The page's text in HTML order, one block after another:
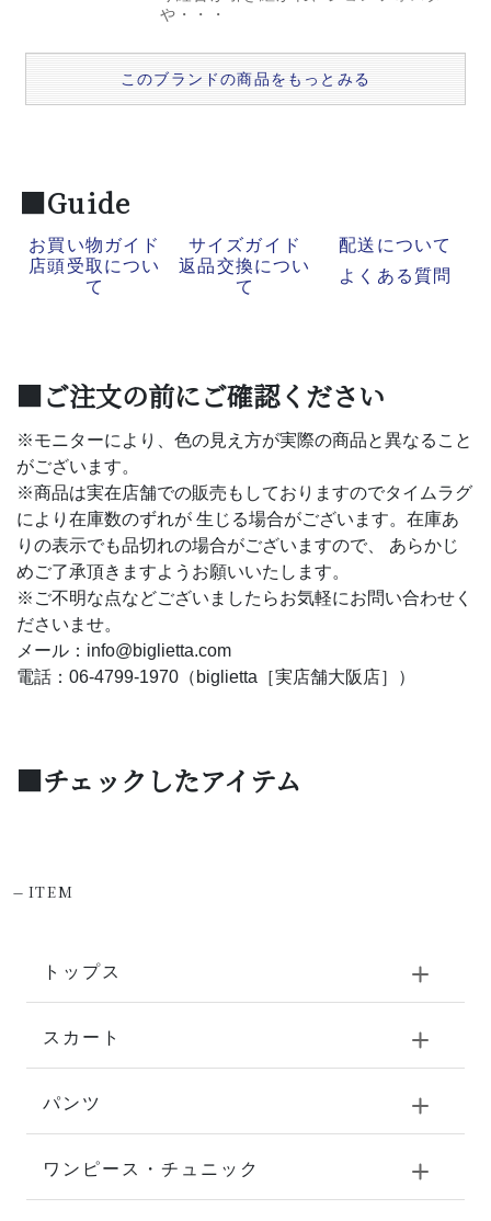
や・・・
このブランドの商品をもっとみる
■Guide
お買い物ガイド サイズガイド
配送について
店頭受取につい
て
返品交換につい
て
よくある質問
■ご注文の前にご確認ください
※モニターにより、色の見え方が実際の商品と異なること
がございます。
※商品は実在店舗での販売もしておりますのでタイムラグ
により在庫数のずれが 生じる場合がございます。在庫あ
りの表示でも品切れの場合がございますので、 あらかじ
めご了承頂きますようお願いいたします。
※ご不明な点などございましたらお気軽にお問い合わせく
ださいませ。
メール：info@biglietta.com
電話：06-4799-1970（biglietta［実店舗大阪店］）
■チェックしたアイテム
-ITEM
トップス
スカート
パンツ
ワンピース・チュニック